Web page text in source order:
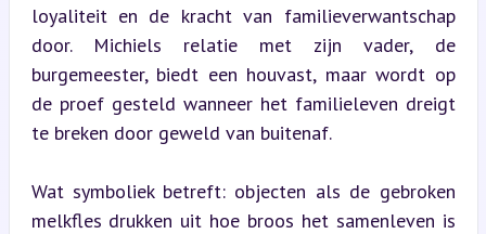
loyaliteit en de kracht van familieverwantschap
door. Michiels relatie met zijn vader, de
burgemeester, biedt een houvast, maar wordt op
de proef gesteld wanneer het familieleven dreigt
te breken door geweld van buitenaf.
Wat symboliek betreft: objecten als de gebroken
melkfles drukken uit hoe broos het samenleven is